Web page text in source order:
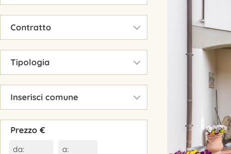
Contratto
▾
Tipologia
▾
Inserisci comune
▾
Prezzo €
da: a: